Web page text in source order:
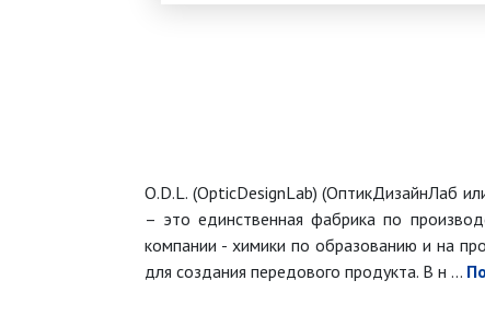
O.D.L. (OpticDesignLab) (ОптикДизайнЛаб
– это единственная фабрика по
компании - химики по образованию и на
для создания передового продукта. В н ...